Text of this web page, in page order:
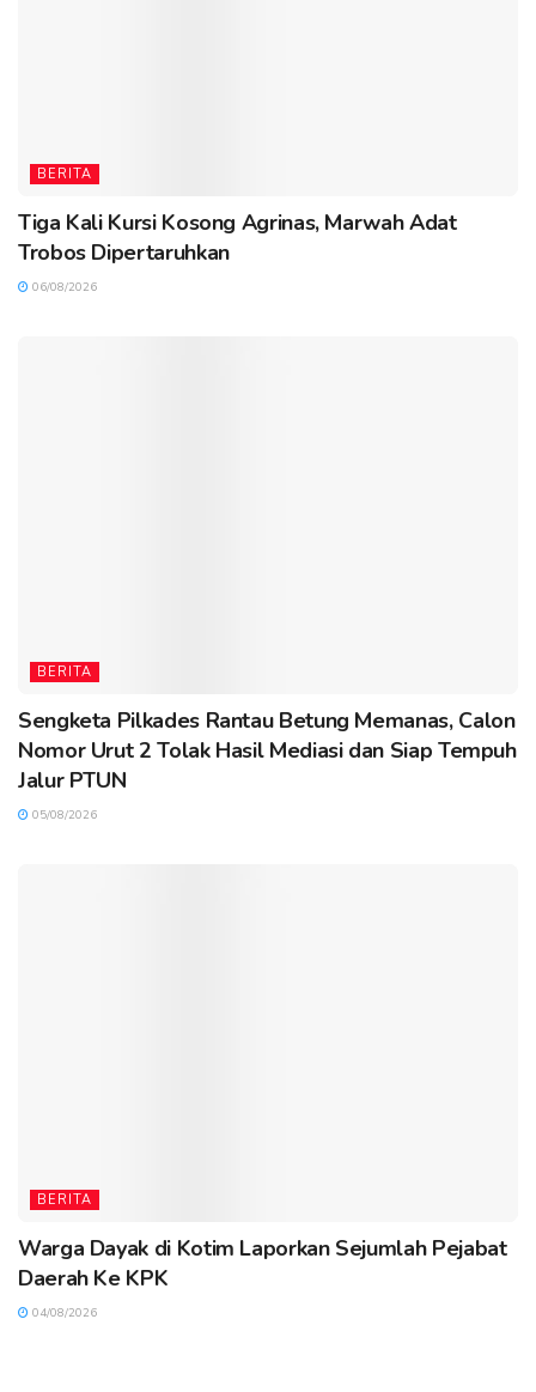
BERITA
Tiga Kali Kursi Kosong Agrinas, Marwah Adat
Trobos Dipertaruhkan
06/08/2026
BERITA
Sengketa Pilkades Rantau Betung Memanas, Calon
Nomor Urut 2 Tolak Hasil Mediasi dan Siap Tempuh
Jalur PTUN
05/08/2026
BERITA
Warga Dayak di Kotim Laporkan Sejumlah Pejabat
Daerah Ke KPK
04/08/2026